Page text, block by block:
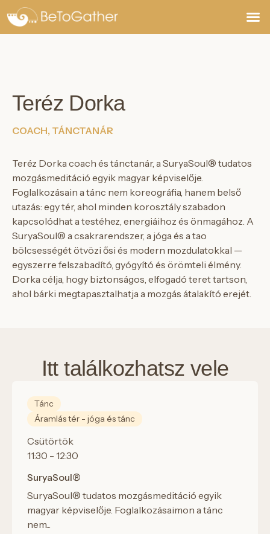
Teréz Dorka
COACH, TÁNCTANÁR
Teréz Dorka coach és tánctanár, a SuryaSoul® tudatos
mozgásmeditáció egyik magyar képviselője.
Foglalkozásain a tánc nem koreográfia, hanem belső
utazás: egy tér, ahol minden korosztály szabadon
kapcsolódhat a testéhez, energiáihoz és önmagához. A
SuryaSoul® a csakrarendszer, a jóga és a tao
bölcsességét ötvözi ősi és modern mozdulatokkal —
egyszerre felszabadító, gyógyító és örömteli élmény.
Dorka célja, hogy biztonságos, elfogadó teret tartson,
ahol bárki megtapasztalhatja a mozgás átalakító erejét.
Itt találkozhatsz vele
Tánc
Áramlás tér - jóga és tánc
Csütörtök
11:30 - 12:30
SuryaSoul®
SuryaSoul® tudatos mozgásmeditáció egyik
magyar képviselője. Foglalkozásaimon a tánc
nem...